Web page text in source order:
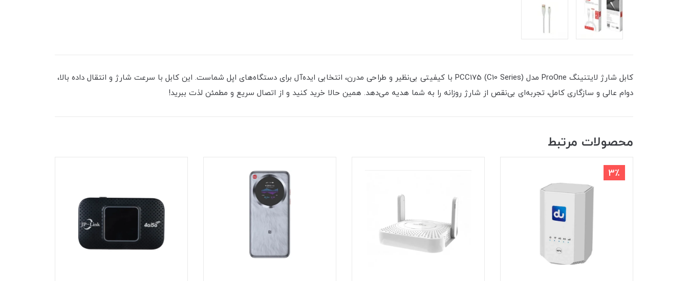
کابل شارژ لایتنینگ ProOne مدل PCC175 (C10 Series) با کیفیتی بی‌نظیر و طراحی مدرن، انتخابی ایده‌آل برای دستگاه‌های اپل شماست. این کابل با سرعت شارژ و انتقال داده بالا،
دوام عالی و سازگاری کامل، تجربه‌ای بی‌نقص از شارژ روزانه را به شما هدیه می‌دهد. همین حالا خرید کنید و از اتصال سریع و مطمئن لذت ببرید!
محصولات مرتبط